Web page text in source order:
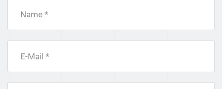
Name *
E-Mail *